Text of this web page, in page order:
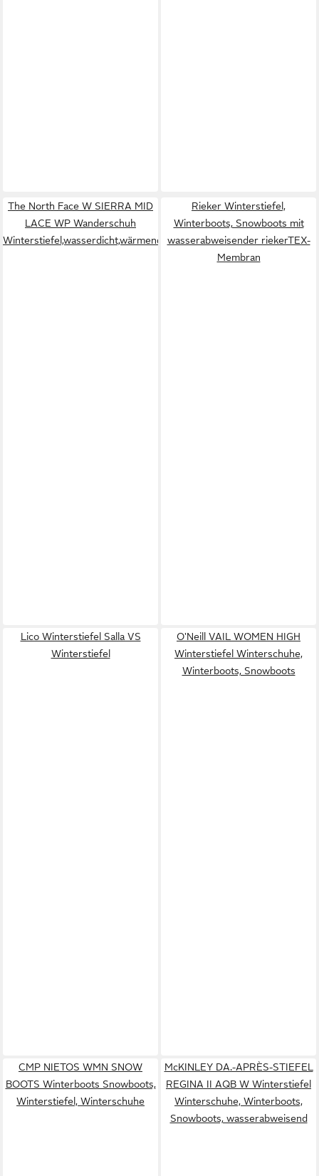
The North Face W SIERRA MID
LACE WP Wanderschuh
Winterstiefel,wasserdicht,wärmend
Rieker Winterstiefel,
Winterboots, Snowboots mit
wasserabweisender riekerTEX-
Membran
Lico Winterstiefel Salla VS
Winterstiefel
O'Neill VAIL WOMEN HIGH
Winterstiefel Winterschuhe,
Winterboots, Snowboots
CMP NIETOS WMN SNOW
BOOTS Winterboots Snowboots,
Winterstiefel, Winterschuhe
McKINLEY DA.-APRÈS-STIEFEL
REGINA II AQB W Winterstiefel
Winterschuhe, Winterboots,
Snowboots, wasserabweisend